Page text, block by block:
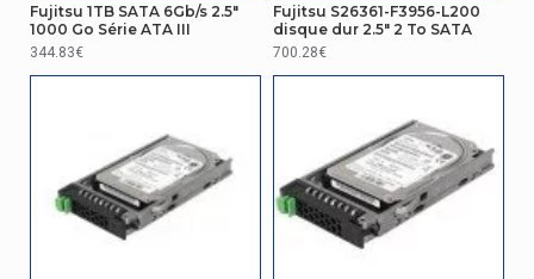
Fujitsu 1TB SATA 6Gb/s 2.5"
1000 Go Série ATA III
344.83€
Fujitsu S26361-F3956-L200
disque dur 2.5" 2 To SATA
700.28€